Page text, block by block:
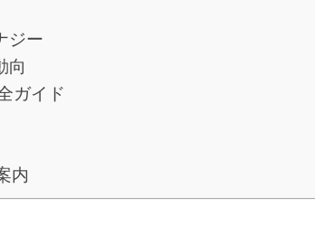
ジー
向
ガイド
内